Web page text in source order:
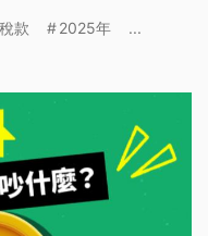
款 2025年 ...